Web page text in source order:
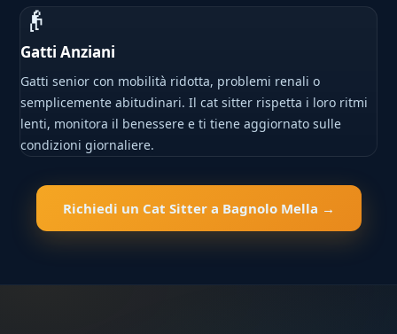
👴
Gatti Anziani
Gatti senior con mobilità ridotta, problemi renali o
semplicemente abitudinari. Il cat sitter rispetta i loro ritmi
lenti, monitora il benessere e ti tiene aggiornato sulle
condizioni giornaliere.
Richiedi un Cat Sitter a Bagnolo Mella →